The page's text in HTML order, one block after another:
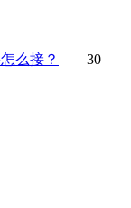
么接？
30